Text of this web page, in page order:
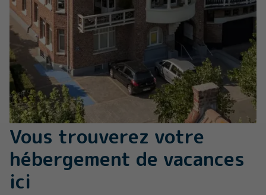
Vous trouverez votre
hébergement de vacances
ici